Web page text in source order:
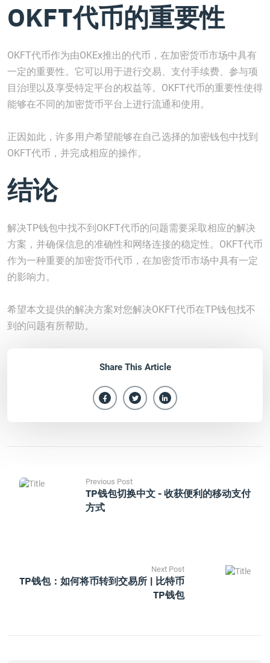
OKFT代币的重要性
OKFT代币作为由OKEx推出的代币，在加密货币市场中具有
一定的重要性。它可以用于进行交易、支付手续费、参与项
目治理以及享受特定平台的权益等。OKFT代币的重要性使得
能够在不同的加密货币平台上进行流通和使用。
正因如此，许多用户希望能够在自己选择的加密钱包中找到
OKFT代币，并完成相应的操作。
结论
解决TP钱包中找不到OKFT代币的问题需要采取相应的解决
方案，并确保信息的准确性和网络连接的稳定性。OKFT代币
作为一种重要的加密货币代币，在加密货币市场中具有一定
的影响力。
希望本文提供的解决方案对您解决OKFT代币在TP钱包找不
到的问题有所帮助。
Share This Article
Previous Post
TP钱包切换中文 - 收获便利的移动支付
方式
Next Post
TP钱包：如何将币转到交易所 | 比特币
TP钱包